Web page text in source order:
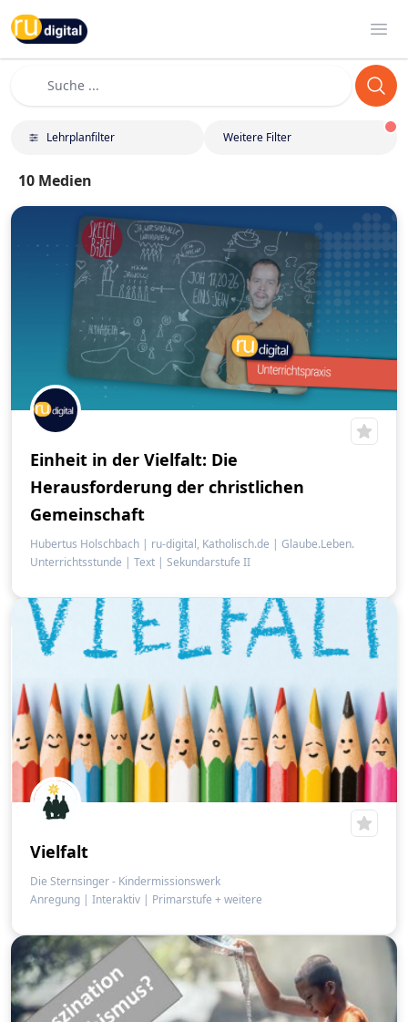
RU-digital
10 Medien
Lehrplanfilter Weitere Filter
Einheit in der Vielfalt: Die
Herausforderung der christlichen
Gemeinschaft
Hubertus Holschbach | ru-digital, Katholisch.de | Glaube.Leben.
Unterrichtsstunde | Text | Sekundarstufe II
Vielfalt
Die Sternsinger - Kindermissionswerk
Anregung | Interaktiv | Primarstufe + weitere